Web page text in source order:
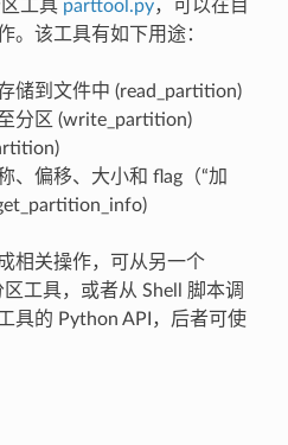
工具 parttool.py，可以在目
。该工具有如下用途：
储到文件中 (read_partition)
分区 (write_partition)
、偏移、大小和 flag（“加
相关操作，可从另一个
工具，或者从 Shell 脚本调
具的 Python API，后者可使